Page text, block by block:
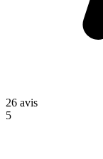
26 avis
5